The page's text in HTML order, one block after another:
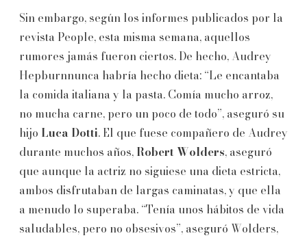
Sin embargo, según los informes publicados por la
revista People, esta misma semana, aquellos
rumores jamás fueron ciertos. De hecho, Audrey
Hepburnnunca habría hecho dieta: “Le encantaba
la comida italiana y la pasta. Comía mucho arroz,
no mucha carne, pero un poco de todo”, aseguró su
hijo Luca Dotti. El que fuese compañero de Audrey
durante muchos años,Robert Wolders, aseguró
que aunque la actriz no siguiese una dieta estricta,
ambos disfrutaban de largas caminatas, y que ella
a menudo lo superaba. “Tenía unos hábitos de vida
saludables, pero no obsesivos”, aseguró Wolders,